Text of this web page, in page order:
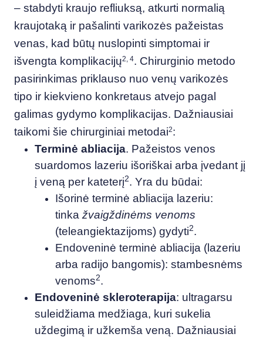
– stabdyti kraujo refliuksą, atkurti normalią
kraujotaką ir pašalinti varikozės pažeistas
venas, kad būtų nuslopinti simptomai ir
išvengta komplikacijų2, 4. Chirurginio metodo
pasirinkimas priklauso nuo venų varikozės
tipo ir kiekvieno konkretaus atvejo pagal
galimas gydymo komplikacijas. Dažniausiai
taikomi šie chirurginiai metodai2:
Terminė abliacija. Pažeistos venos
suardomos lazeriu išoriškai arba įvedant jį
į veną per kateterį2. Yra du būdai:
Išorinė terminė abliacija lazeriu:
tinka žvaigždinėms venoms
(teleangiektazijoms) gydyti2.
Endoveninė terminė abliacija (lazeriu
arba radijo bangomis): stambesnėms
venoms2.
Endoveninė skleroterapija: ultragarsu
suleidžiama medžiaga, kuri sukelia
uždegimą ir užkemša veną. Dažniausiai